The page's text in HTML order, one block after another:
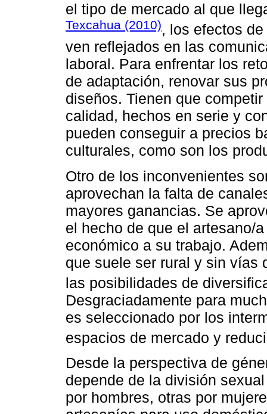
el tipo de mercado al que
Texcahua (2010), los efectos
ven reflejados en las
laboral. Para enfrentar los
de adaptación, renovar sus
diseños. Tienen que
calidad, hechos en serie y
pueden conseguir a precios
culturales, como son los
Otro de los inconvenientes
aprovechan la falta de
mayores ganancias. Se
el hecho de que el artesano/
económico a su trabajo.
que suele ser rural y sin vías
las posibilidades de
Desgraciadamente para
es seleccionado por los
espacios de mercado y
Desde la perspectiva de
depende de la división
por hombres, otras por